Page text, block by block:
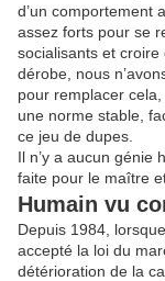
d’un comportement
assez forts pour se
socialisants et croire
dérobe, nous
pour remplacer
une norme stable,
ce jeu de dupes.
Il n’y a aucun génie
faite pour le maître
Humain vu
Depuis 1984,
accepté la loi du
détérioration de la